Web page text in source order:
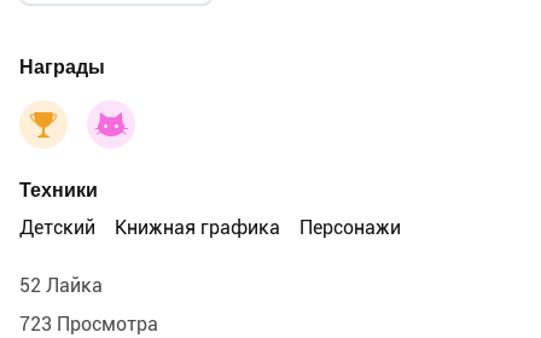
Награды
Техники
Детский
Книжная графика Персонажи
52 Лайка
723 Просмотра